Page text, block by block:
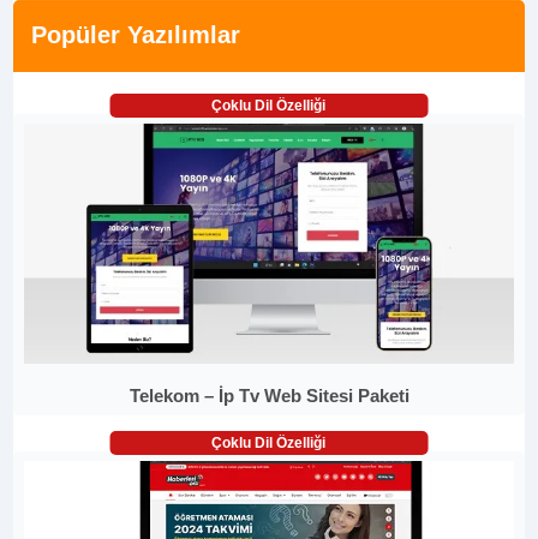
Popüler Yazılımlar
Çoklu Dil Özelliği
Telekom – İp Tv Web Sitesi Paketi
Çoklu Dil Özelliği